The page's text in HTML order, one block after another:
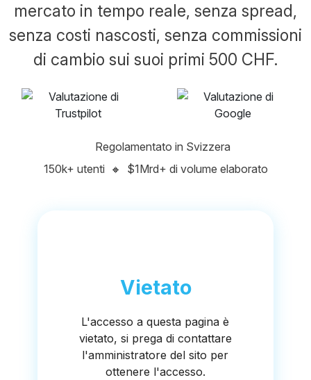
mercato in tempo reale, senza spread,
senza costi nascosti, senza commissioni
di cambio sui suoi primi 500 CHF.
Regolamentato in Svizzera
150k+ utenti 🔸 $1Mrd+ di volume elaborato